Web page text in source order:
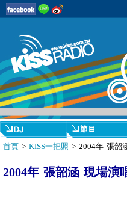
首頁 > KISS一把照 > 2004年 張韶
2004年 張韶涵 現場演